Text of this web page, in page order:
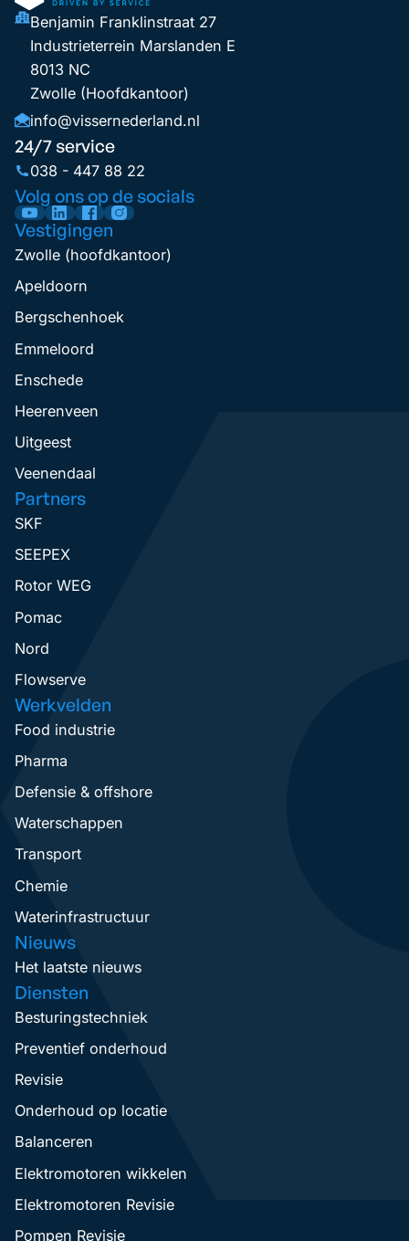
Benjamin Franklinstraat 27
Industrieterrein Marslanden E
8013 NC
Zwolle (Hoofdkantoor)
info@vissernederland.nl
24/7 service
038 - 447 88 22
Volg ons op de socials
Vestigingen
Zwolle (hoofdkantoor)
Apeldoorn
Bergschenhoek
Emmeloord
Enschede
Heerenveen
Uitgeest
Veenendaal
Partners
SKF
SEEPEX
Rotor WEG
Pomac
Nord
Flowserve
Werkvelden
Food industrie
Pharma
Defensie & offshore
Waterschappen
Transport
Chemie
Waterinfrastructuur
Nieuws
Het laatste nieuws
Diensten
Besturingstechniek
Preventief onderhoud
Revisie
Onderhoud op locatie
Balanceren
Elektromotoren wikkelen
Elektromotoren Revisie
Pompen Revisie